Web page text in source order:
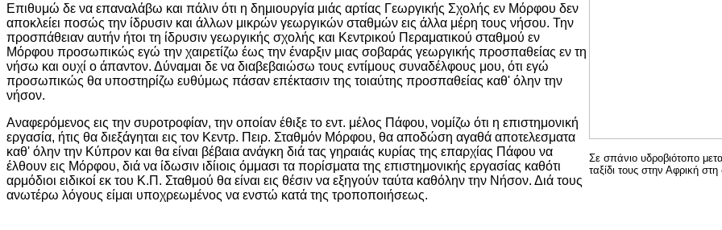
Σε σπάνιο υδροβιότοπο
ταξίδι τους στην Αφρική
Επιθυμώ δε να επαναλάβω και πάλιν ότι η δημιουργία μιάς αρτίας Γεωργικής Σχολής εν Μόρφου δεν
αποκλείει ποσώς την ίδρυσιν και άλλων μικρών γεωργικών σταθμών εις άλλα μέρη τους νήσου. Την
προσπάθειαν αυτήν ήτοι τη ίδρυσιν γεωργικής σχολής και Κεντρικού Περαματικού σταθμού εν
Μόρφου προσωπικώς εγώ την χαιρετίζω έως την έναρξιν μιας σοβαράς γεωργικής προσπαθείας εν τη
νήσω και ουχί ο άπαντον. Δύναμαι δε να διαβεβαιώσω τους εντίμους συναδέλφους μου, ότι εγώ
προσωπικώς θα υποστηρίζω ευθύμως πάσαν επέκτασιν της τοιαύτης προσπαθείας καθ' όλην την
νήσον.
Αναφερόμενος εις την συροτροφίαν, την οποίαν έθιξε το εντ. μέλος Πάφου, νομίζω ότι η επιστημονική
εργασία, ήτις θα διεξάγηται εις τον Κεντρ. Πειρ. Σταθμόν Μόρφου, θα αποδώση αγαθά αποτελεσματα
καθ' όλην την Κύπρον και θα είναι βέβαια ανάγκη διά τας γηραιάς κυρίας της επαρχίας Πάφου να
έλθουν εις Μόρφου, διά να ίδωσιν ιδίιοις όμμασι τα πορίσματα της επιστημονικής εργασίας καθότι
αρμόδιοι ειδικοί εκ του Κ.Π. Σταθμού θα είναι εις θέσιν να εξηγούν ταύτα καθόλην την Νήσον. Διά τους
ανωτέρω λόγους είμαι υποχρεωμένος να ενστώ κατά της τροποποιήσεως.